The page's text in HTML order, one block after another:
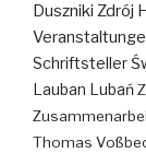
Duszniki Zdrój
Schriftsteller
Lauban Lubań
Thomas